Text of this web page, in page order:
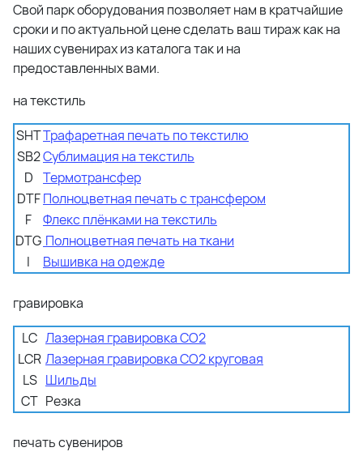
Свой парк оборудования позволяет нам в кратчайшие
сроки и по актуальной цене сделать ваш тираж как на
наших сувенирах из каталога так и на
предоставленных вами.
на текстиль
SHTТрафаретная печать по текстилю
SB2Сублимация на текстиль
D Термотрансфер
DTF Полноцветная печать с трансфером
F
Флекс плёнками на текстиль
DTG Полноцветная печать на ткани
I
Вышивка на одежде
гравировка
LC Лазерная гравировка CO2
LCR Лазерная гравировка CO2 круговая
LS Шильды
CT Резка
печать сувениров